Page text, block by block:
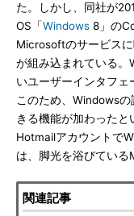
た。しかし、同社が
OS「Windows 8」の
Microsoftのサービス
が組み込まれている。
いユーザーインタフェ
このため、Windows
きる機能が加わったと
Hotmailアカウントで
は、脚光を浴びている
関連記事